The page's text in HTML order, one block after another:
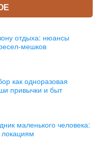
отдыха: нюансы
мешков
как одноразовая
привычки и быт
маленького человека: